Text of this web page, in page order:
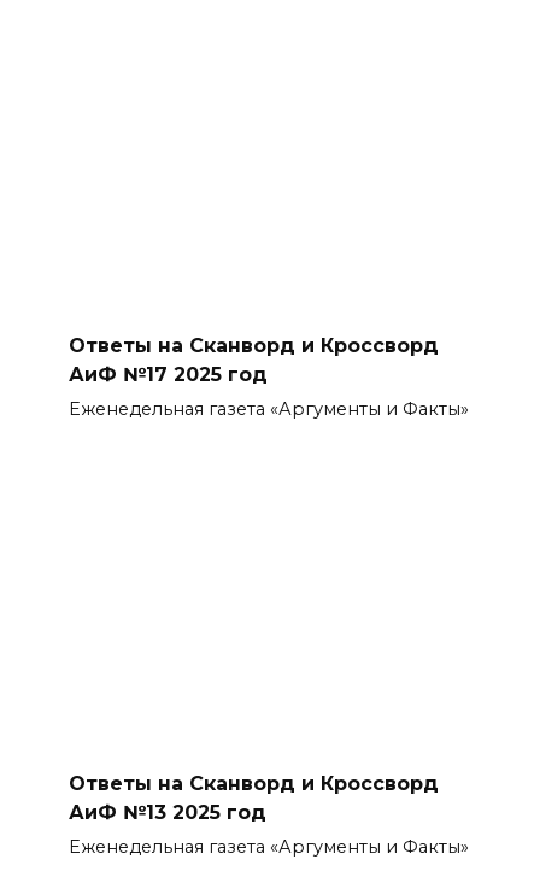
Ответы на Сканворд и Кроссворд
АиФ №17 2025 год
Еженедельная газета «Аргументы и Факты»
Ответы на Сканворд и Кроссворд
АиФ №13 2025 год
Еженедельная газета «Аргументы и Факты»